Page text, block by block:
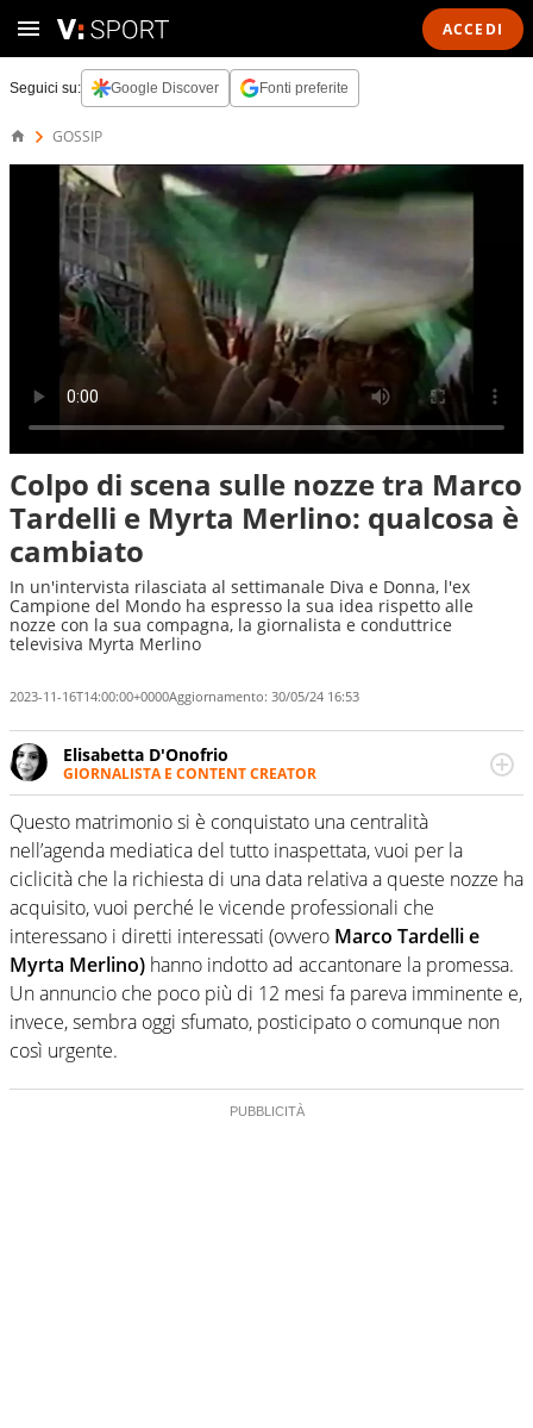
ACCEDI
Seguici su: Google Discover Fonti preferite
GOSSIP
Colpo di scena sulle nozze tra Marco
Tardelli e Myrta Merlino: qualcosa è
cambiato
In un'intervista rilasciata al settimanale Diva e Donna, l'ex
Campione del Mondo ha espresso la sua idea rispetto alle
nozze con la sua compagna, la giornalista e conduttrice
televisiva Myrta Merlino
2023-11-16T14:00:00+0000Aggiornamento: 30/05/24 16:53
Elisabetta D'Onofrio
GIORNALISTA E CONTENT CREATOR
Giornalista professionista dal 2007, scrive per curiosità
personale e necessità: soprattutto di calcio, di sport e dei
suoi protagonisti, concedendosi innocenti evasioni
nell'ambito della creazione di format. Un tempo ala
destra, oggi si sente a suo agio nel ruolo di libero. Cura
una classifica riservata dei migliori 5 calciatori di sempre.
Questo matrimonio si è conquistato una centralità
nell’agenda mediatica del tutto inaspettata, vuoi per la
ciclicità che la richiesta di una data relativa a queste nozze ha
acquisito, vuoi perché le vicende professionali che
interessano i diretti interessati (ovvero Marco Tardelli e
Myrta Merlino) hanno indotto ad accantonare la promessa.
Un annuncio che poco più di 12 mesi fa pareva imminente e,
invece, sembra oggi sfumato, posticipato o comunque non
così urgente.